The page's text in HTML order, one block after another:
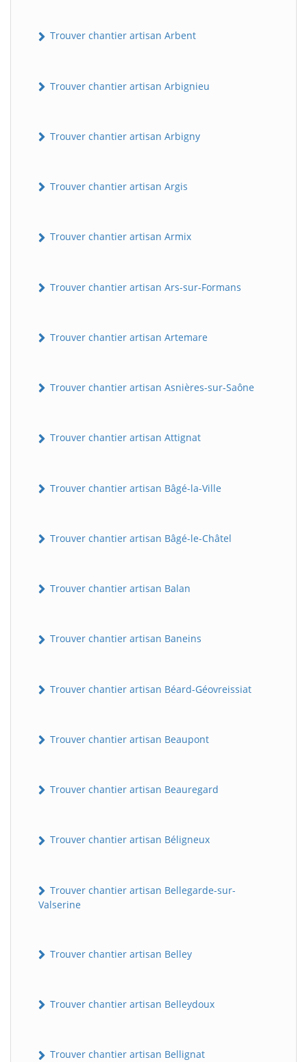
Trouver chantier artisan Arbent
Trouver chantier artisan Arbignieu
Trouver chantier artisan Arbigny
Trouver chantier artisan Argis
Trouver chantier artisan Armix
Trouver chantier artisan Ars-sur-Formans
Trouver chantier artisan Artemare
Trouver chantier artisan Asnières-sur-Saône
Trouver chantier artisan Attignat
Trouver chantier artisan Bâgé-la-Ville
Trouver chantier artisan Bâgé-le-Châtel
Trouver chantier artisan Balan
Trouver chantier artisan Baneins
Trouver chantier artisan Béard-Géovreissiat
Trouver chantier artisan Beaupont
Trouver chantier artisan Beauregard
Trouver chantier artisan Béligneux
Trouver chantier artisan Bellegarde-sur-
Valserine
Trouver chantier artisan Belley
Trouver chantier artisan Belleydoux
Trouver chantier artisan Bellignat